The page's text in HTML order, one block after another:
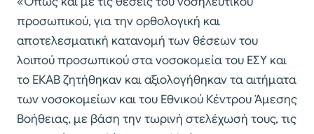
προσωπικού, για την ορθολογική και
αποτελεσματική κατανομή των θέσεων του
λοιπού προσωπικού στα νοσοκομεία του ΕΣΥ και
το ΕΚΑΒ ζητήθηκαν και αξιολογήθηκαν τα αιτήματα
των νοσοκομείων και του Εθνικού Κέντρου Άμεσης
Βοήθειας, με βάση την τωρινή στελέχωσή τους, τις